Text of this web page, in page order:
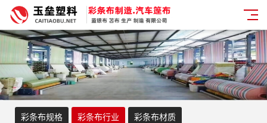
彩条布规格 彩条布行业 彩条布材质